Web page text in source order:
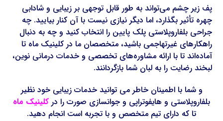
پف زیر چشم می‌تواند به طور قابل توجهی بر زیبایی و شادابی
چهره تأثیر بگذارد، اما دیگر نیازی نیست با آن کنار بیایید. چه
جراحی بلفاروپلاستی پلک پایین را انتخاب کنید و چه به دنبال
راهکارهای غیرتهاجمی باشید، متخصصان ما در کلینیک ماه تا
آماده‌اند تا با ارائه مشاوره‌های تخصصی و خدمات درمانی نوین،
لبخند رضایت را به لبان شما بازگردانند.
و شما با اطمینان خاطر می توانید خدمات زیبایی خود نظیر
بلفاروپلاستی و هایفوتراپی و جوانسازی صورت را در کلینیک ماه
تا که دارای تیم متخصص و با تجربه است انجام دهید.